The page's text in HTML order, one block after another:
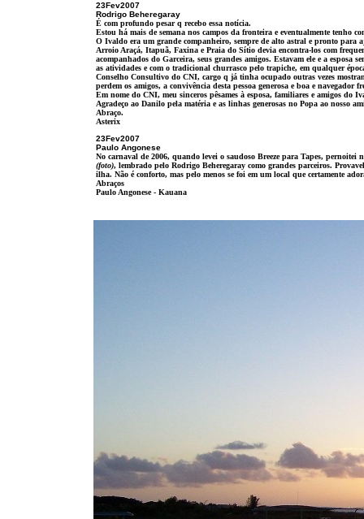
23Fev2007
Rodrigo Beheregaray
É com profundo pesar q recebo essa notícia.
Estou há mais de semana nos campos da fronteira e eventualmente tenho
O Ivaldo era um grande companheiro, sempre de alto astral e pronto para
Arroio Araçá, Itapuã, Faxina e Praia do Sítio devia encontra-los com
acompanhados do Garceira, seus grandes amigos. Estavam ele e a
as atividades e com o tradicional churrasco pelo trapiche, em qualquer
Conselho Consultivo do CNI, cargo q já tinha ocupado outras vezes
perdem os amigos, a convivência desta pessoa generosa e boa e navegador
Em nome do CNI, meu sinceros pêsames à esposa, familiares e amigos do
Agradeço ao Danilo pela matéria e as linhas generosas no Popa ao nosso
Abraço.
Asterix
23Fev2007
Paulo Angonese
No carnaval de 2006, quando levei o saudoso Breeze para Tapes,
(foto), lembrado pelo Rodrigo Beheregaray como grandes parceiros.
ilha. Não é conforto, mas pelo menos se foi em um local que certamente
Abraços
Paulo Angonese - Kauana